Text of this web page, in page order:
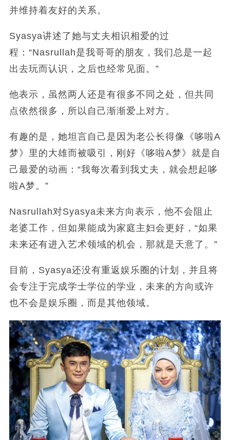
并维持着友好的关系。
Syasya讲述了她与丈夫相识相爱的过
程：“Nasrullah是我哥哥的朋友，我们总是一起
出去玩而认识，之后也经常见面。”
他表示，虽然两人还是有很多不同之处，但共同
点依然很多，所以自己渐渐爱上对方。
有趣的是，她坦言自己是因为老公长得像《哆啦A
梦》里的大雄而被吸引，刚好《哆啦A梦》就是自
己最爱的动画：“我每次看到我丈夫，就会想起哆
啦A梦。”
Nasrullah对Syasya未来方向表示，他不会阻止
老婆工作，但如果能成为家庭主妇会更好，“如果
未来还有进入艺术领域的机会，那就是天意了。”
目前，Syasya还没有重返娱乐圈的计划，并且将
会专注于完成学士学位的学业，未来的方向或许
也不会是娱乐圈，而是其他领域。